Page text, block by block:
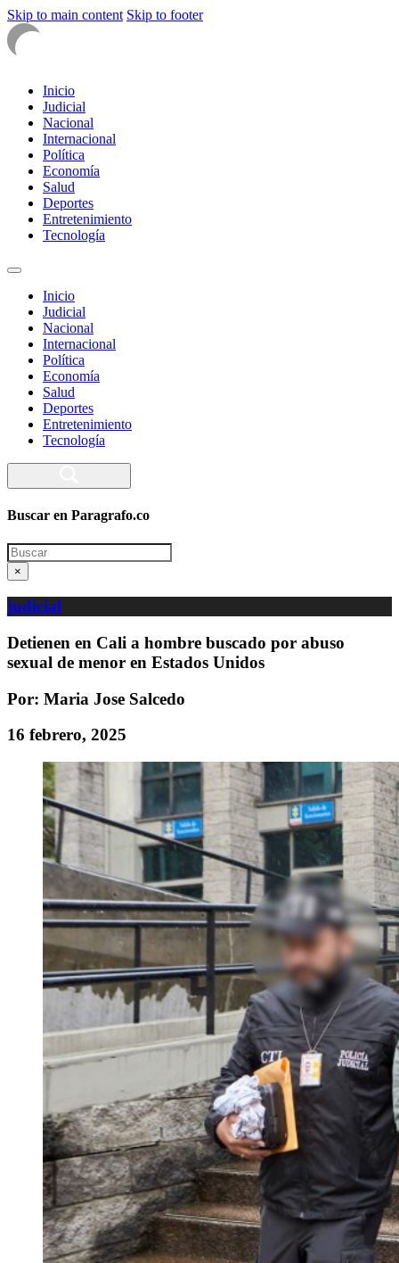
Skip to main content Skip to footer
Inicio
Judicial
Nacional
Internacional
Política
Economía
Salud
Deportes
Entretenimiento
Tecnología
Inicio
Judicial
Nacional
Internacional
Política
Economía
Salud
Deportes
Entretenimiento
Tecnología
Buscar en Paragrafo.co
Search
×
judicial
Detienen en Cali a hombre buscado por abuso
sexual de menor en Estados Unidos
Por: Maria Jose Salcedo
16 febrero, 2025